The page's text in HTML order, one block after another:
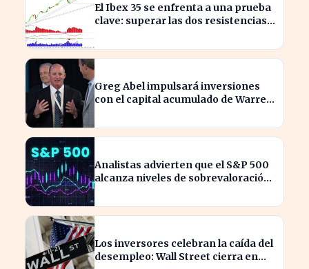
El Ibex 35 se enfrenta a una prueba
clave: superar las dos resistencias
Greg Abel impulsará inversiones
con el capital acumulado de Warren
Analistas advierten que el S&P 500
alcanza niveles de sobrevaloración
Los inversores celebran la caída del
desempleo: Wall Street cierra en